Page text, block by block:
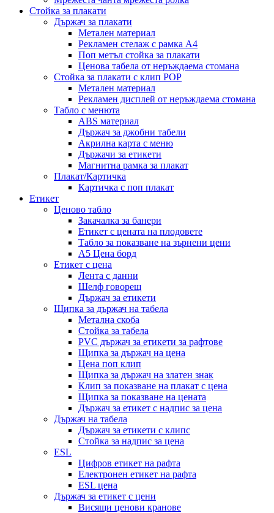
Стойка за плакати
Държач за плакати
Метален материал
Рекламен стелаж с рамка А4
Поп метъл стойка за плакати
Ценова табела от неръждаема стомана
Стойка за плакати с клип POP
Метален материал
Рекламен дисплей от неръждаема стомана
Табло с менюта
ABS материал
Държач за джобни табели
Акрилна карта с меню
Държачи за етикети
Магнитна рамка за плакат
Плакат/Картичка
Картичка с поп плакат
Етикет
Ценово табло
Закачалка за банери
Етикет с цената на плодовете
Табло за показване на зърнени цени
A5 Цена борд
Етикет с цена
Лента с данни
Шелф говорещ
Държач за етикети
Щипка за държач на табела
Метална скоба
Стойка за табела
PVC държач за етикети за рафтове
Щипка за държач на цена
Цена поп клип
Щипка за държач на златен знак
Клип за показване на плакат с цена
Щипка за показване на цената
Държач за етикет с надпис за цена
Държач на табела
Държач за етикети с клипс
Стойка за надпис за цена
ESL
Цифров етикет на рафта
Електронен етикет на рафта
ESL цена
Държач за етикет с цени
Висящи ценови кранове